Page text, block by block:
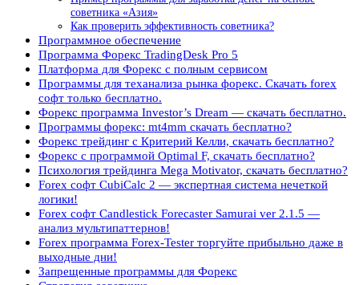
советника «Азия»
Как проверить эффективность советника?
Программное обеспечение
Программа Форекс TradingDesk Pro 5
Платформа для Форекс с полным сервисом
Программы для теханализа рынка форекс. Скачать forex
софт только бесплатно.
Форекс программа Investor’s Dream — скачать бесплатно.
Программы форекс: mt4mm скачать бесплатно?
Форекс трейдинг с Критерий Келли, скачать бесплатно?
Форекс с программой Optimal F, скачать бесплатно?
Психология трейдинга Mega Motivator, скачать бесплатно?
Forex софт CubiCalc 2 — экспертная система нечеткой
логики!
Forex софт Candlestick Forecaster Samurai ver 2.1.5 —
анализ мультипаттернов!
Forex программа Forex-Tester торгуйте прибыльно даже в
выходные дни!
Запрещенные программы для Форекс